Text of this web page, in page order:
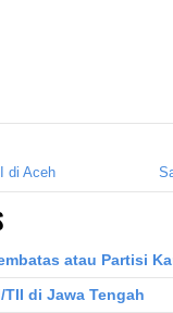
di Aceh
atau Partisi
di Jawa Tengah